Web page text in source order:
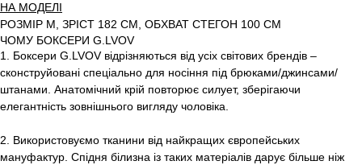
НА МОДЕЛІ
РОЗМІР M, ЗРІСТ 182 СМ, ОБХВАТ СТЕГОН 100 СМ
ЧОМУ БОКСЕРИ G.LVOV
1. Боксери G.LVOV відрізняються від усіх світових брендів –
сконструйовані спеціально для носіння під брюками/джинсами/
штанами. Анатомічний крій повторює силует, зберігаючи
елегантність зовнішнього вигляду чоловіка.
2. Використовуємо тканини від найкращих європейських
мануфактур. Спідня білизна із таких матеріалів дарує більше ніж